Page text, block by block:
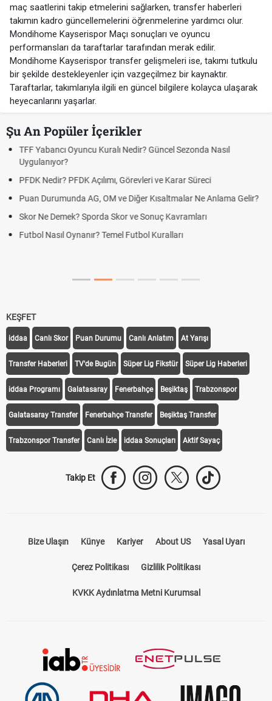
maç saatlerini takip etmelerini sağlarken, transfer haberleri
takımın kadro güncellemelerini öğrenmelerine yardımcı olur.
Mondihome Kayserispor Maçı sonuçları ve oyuncu
performansları da taraftarlar tarafından merak edilir.
Mondihome Kayserispor transfer gelişmeleri ise, takımı tutkulu
bir şekilde destekleyenler için vazgeçilmez bir kaynaktır.
Taraftarlar, takımlarıyla ilgili en güncel bilgilere kolayca ulaşarak
heyecanlarını yaşarlar.
Şu An Popüler İçerikler
Deplasman Golü Kuralı Nedir? Hangi Organizasyonlarda
Uygulanıyor?
DGS Sonuçları Ne Zaman Açıklanacak 2026? ÖSYM Sonuç
KEŞFET
iddaa Canlı Skor Puan Durumu Canlı Anlatım At Yarışı
Transfer Haberleri TV'de Bugün Süper Lig Fikstür Süper Lig Haberleri
iddaa Programı Galatasaray Fenerbahçe Beşiktaş Trabzonspor
Galatasaray Transfer Fenerbahçe Transfer Beşiktaş Transfer
Trabzonspor Transfer Canlı İzle iddaa Sonuçları Aktif Sayaç
Takip Et
Bize Ulaşın Künye Kariyer About US Yasal Uyarı
Çerez Politikası Gizlilik Politikası
KVKK Aydınlatma Metni Kurumsal